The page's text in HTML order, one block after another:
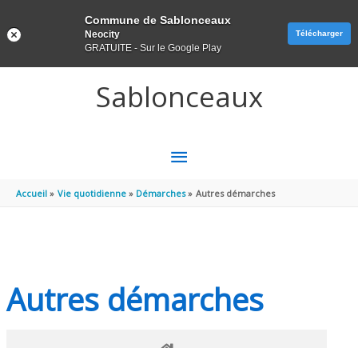
Sablonceaux
MENU
PRINCIPAL
Accueil Vie quotidienne Démarches Autres démarches
Autres démarches
Commune de Sablonceaux
Neocity
GRATUITE - Sur le Google Play
Télécharger